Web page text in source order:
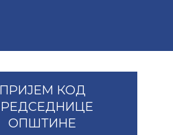
ПРИЈЕМ КОД
ОПШТИНЕ